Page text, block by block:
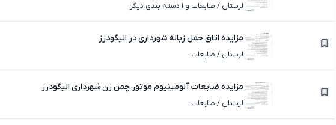
لرستان / ضایعات و 1 دسته بندی دیگر
مزایده اتاق حمل زباله شهرداری در الیگودرز
لرستان / ضایعات
مزایده ضایعات آلومینیوم موتور چمن زن شهرداری الیگودرز
لرستان / ضایعات